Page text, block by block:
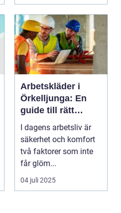
Arbetskläder i
Örkelljunga: En
guide till rätt
skydd och
bekvämlighet på
jobbet
I dagens arbetsliv är
säkerhet och komfort
två faktorer som inte
får glöm...
04 juli 2025